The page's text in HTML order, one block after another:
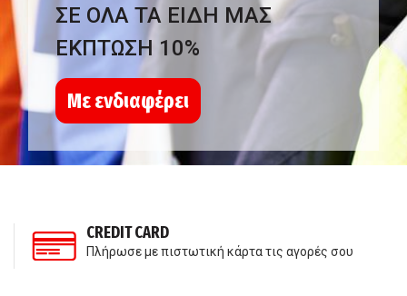
ΣΕ ΟΛΑ ΤΑ ΕΙΔΗ ΜΑΣ
ΕΚΠΤΩΣΗ 10%
Με ενδιαφέρει
CREDIT CARD
Πλήρωσε με πιστωτική κάρτα τις αγορές σου